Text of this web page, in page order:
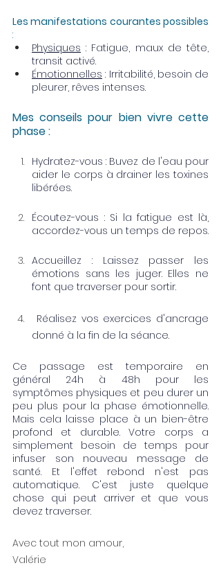
:
Physiques : Fatigue, maux de tête,
transit activé.
Émotionnelles : Irritabilité, besoin de
pleurer, rêves intenses.
Mes conseils pour bien vivre cette
phase :
Hydratez-vous : Buvez de l'eau pour
aider le corps à drainer les toxines
libérées.
Écoutez-vous : Si la fatigue est là,
accordez-vous un temps de repos.
Accueillez : Laissez passer les
émotions sans les juger. Elles ne
font que traverser pour sortir.
donné à la fin de la séance.
Ce passage est temporaire en
général 24h à 48h pour les
symptômes physiques et peu durer un
peu plus pour la phase émotionnelle.
Mais cela laisse place à un bien-être
profond et durable. Votre corps a
simplement besoin de temps pour
infuser son nouveau message de
santé. Et l'effet rebond n'est pas
automatique. C'est juste quelque
chose qui peut arriver et que vous
devez traverser.
Avec tout mon amour,
Valérie